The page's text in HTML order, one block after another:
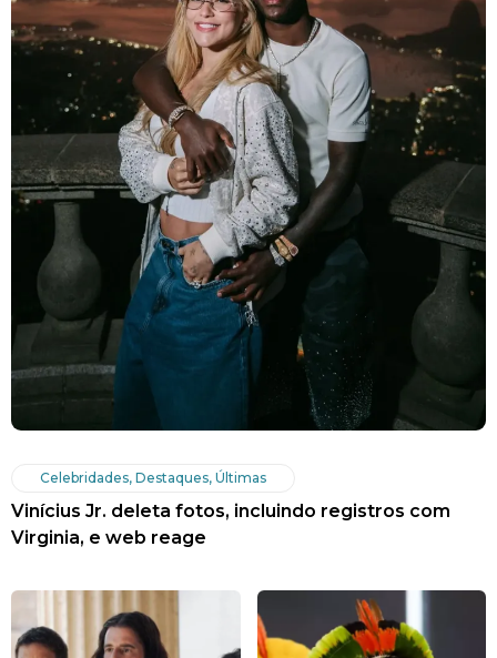
Celebridades, Destaques, Últimas
Vinícius Jr. deleta fotos, incluindo registros com
Virginia, e web reage